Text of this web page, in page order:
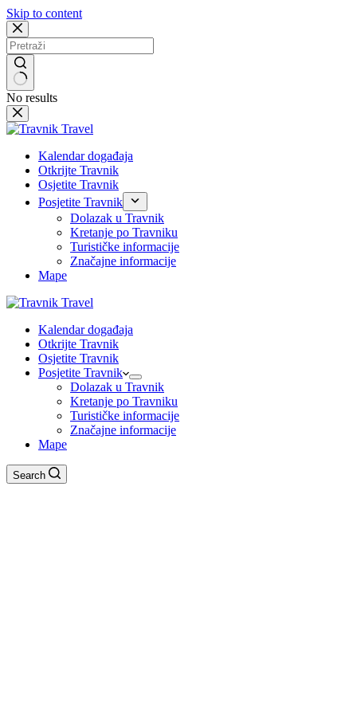
Skip to content
No results
Kalendar događaja
Otkrijte Travnik
Osjetite Travnik
Posjetite Travnik
Dolazak u Travnik
Kretanje po Travniku
Turističke informacije
Značajne informacije
Mape
Kalendar događaja
Otkrijte Travnik
Osjetite Travnik
Posjetite Travnik
Dolazak u Travnik
Kretanje po Travniku
Turističke informacije
Značajne informacije
Mape
Search